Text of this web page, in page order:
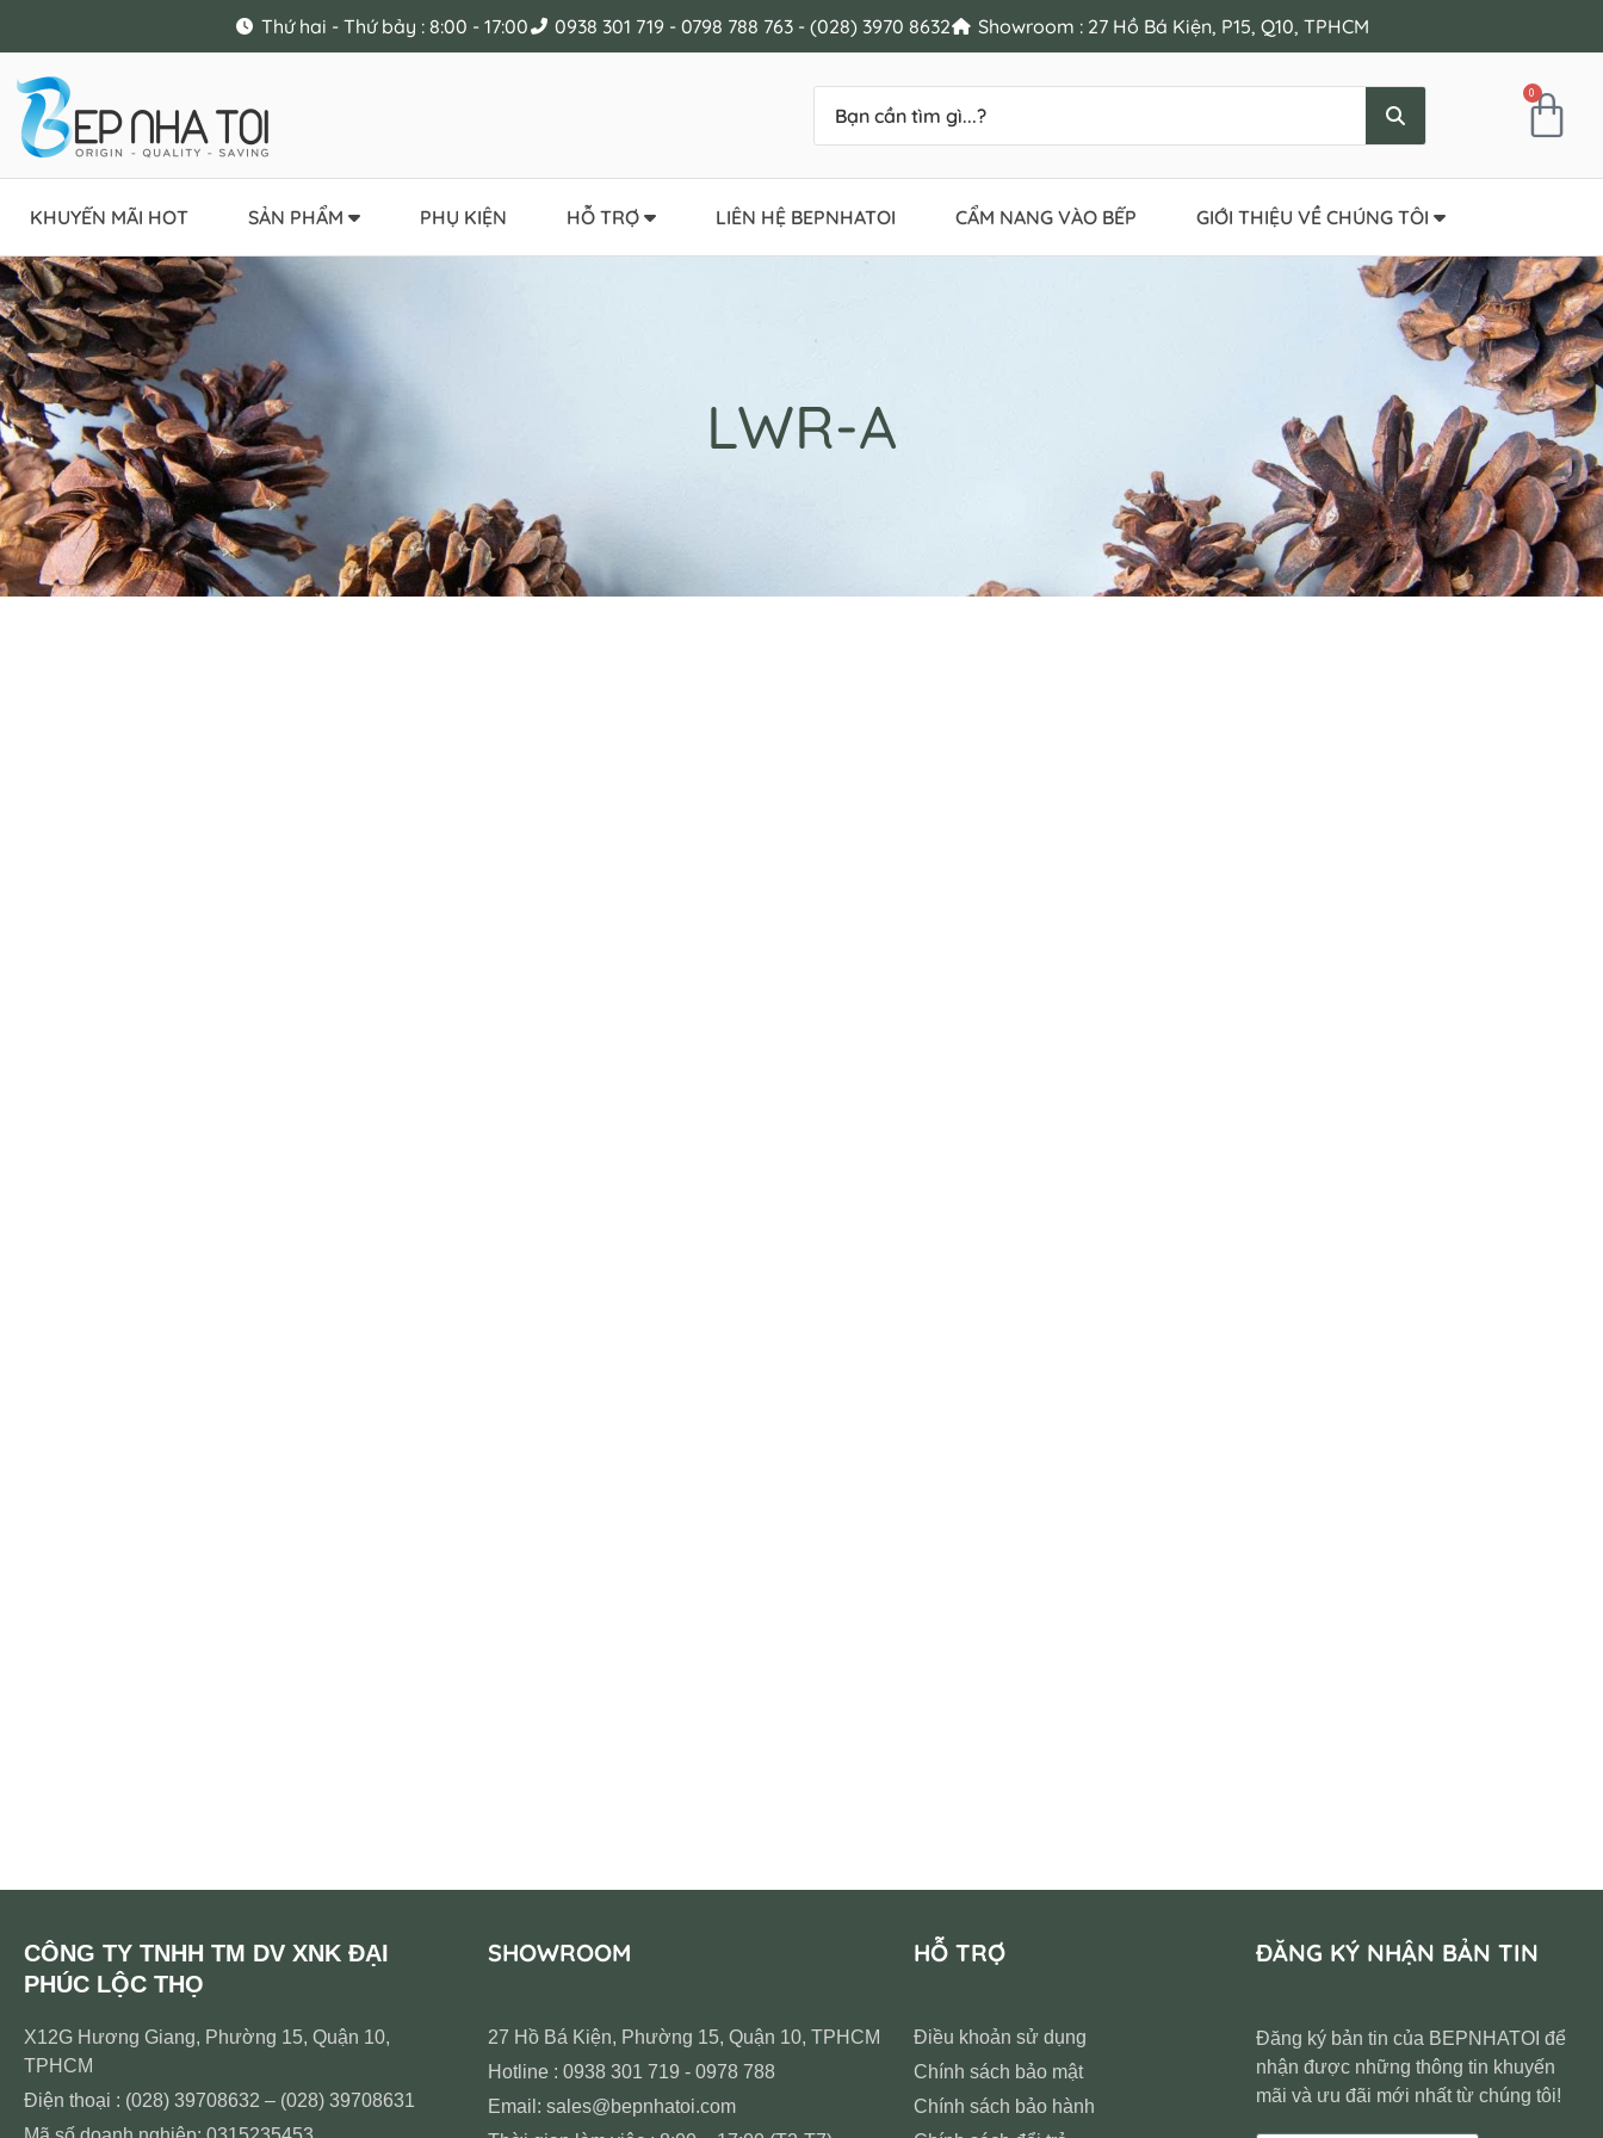
Thứ hai - Thứ bảy : 8:00 - 17:00 0938 301 719 - 0798 788 763 - (028) 3970 8632 Showroom : 27 Hồ Bá Kiện, P15, Q10, TPHCM
0
KHUYẾN MÃI HOT SẢN PHẨM PHỤ KIỆN HỖ TRỢ LIÊN HỆ BEPNHATOI CẨM NANG VÀO BẾP GIỚI THIỆU VỀ CHÚNG TÔI
LWR-A
CÔNG TY TNHH TM DV XNK ĐẠI
PHÚC LỘC THỌ
X12G Hương Giang, Phường 15, Quận 10,
TPHCM
Điện thoại : (028) 39708632 – (028) 39708631
SHOWROOM
27 Hồ Bá Kiện, Phường 15, Quận 10, TPHCM
Hotline : 0938 301 719 - 0978 788
Email: sales@bepnhatoi.com
HỖ TRỢ
Điều khoản sử dụng
Chính sách bảo mật
Chính sách bảo hành
ĐĂNG KÝ NHẬN BẢN TIN
Đăng ký bản tin của BEPNHATOI để
nhận được những thông tin khuyến
mãi và ưu đãi mới nhất từ chúng tôi!